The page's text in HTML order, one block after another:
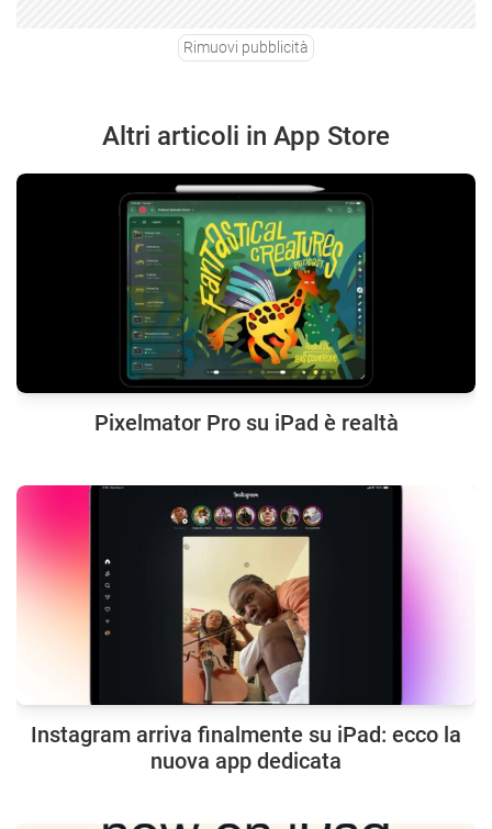
Rimuovi pubblicità
Altri articoli in App Store
Pixelmator Pro su iPad è realtà
Instagram arriva finalmente su iPad: ecco la
nuova app dedicata